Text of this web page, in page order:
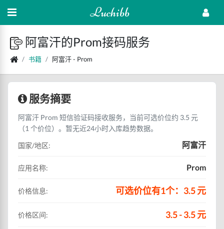
Luchibb
阿富汗的Prom接码服务
书籍 阿富汗 - Prom
服务摘要
阿富汗 Prom 短信验证码接收服务，当前可选价位约 3.5 元
（1 个价位）。暂无近24小时入库趋势数据。
国家/地区:
阿富汗
应用名称: Prom
价格信息: 可选价位有1个：3.5 元
价格区间: 3.5 - 3.5 元